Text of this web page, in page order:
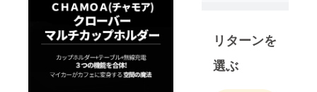
上取り扱っ
た。
リターンを
選ぶ